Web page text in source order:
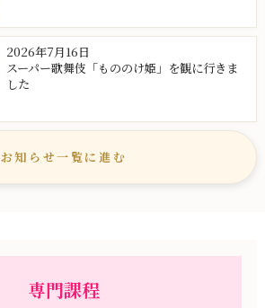
2026年7月16日
スーパー歌舞伎「もののけ姫」を観に行きま
した
お知らせ一覧に進む
専門課程